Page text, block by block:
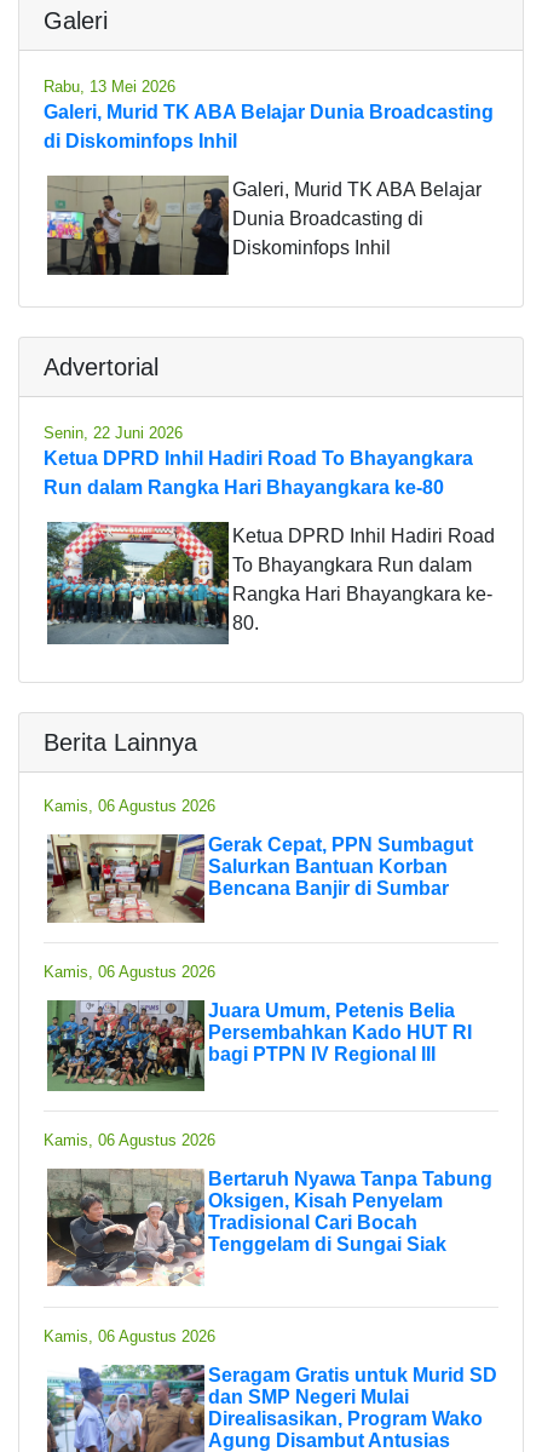
Galeri
Rabu, 13 Mei 2026
Galeri, Murid TK ABA Belajar Dunia Broadcasting
di Diskominfops Inhil
Galeri, Murid TK ABA Belajar
Dunia Broadcasting di
Diskominfops Inhil
Advertorial
Senin, 22 Juni 2026
Ketua DPRD Inhil Hadiri Road To Bhayangkara
Run dalam Rangka Hari Bhayangkara ke-80
Ketua DPRD Inhil Hadiri Road
To Bhayangkara Run dalam
Rangka Hari Bhayangkara ke-
80.
Berita Lainnya
Kamis, 06 Agustus 2026
Gerak Cepat, PPN Sumbagut
Salurkan Bantuan Korban
Bencana Banjir di Sumbar
Kamis, 06 Agustus 2026
Juara Umum, Petenis Belia
Persembahkan Kado HUT RI
bagi PTPN IV Regional III
Kamis, 06 Agustus 2026
Bertaruh Nyawa Tanpa Tabung
Oksigen, Kisah Penyelam
Tradisional Cari Bocah
Tenggelam di Sungai Siak
Kamis, 06 Agustus 2026
Seragam Gratis untuk Murid SD
dan SMP Negeri Mulai
Direalisasikan, Program Wako
Agung Disambut Antusias